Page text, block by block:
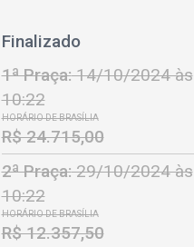
Finalizado
1ª Praça:14/10/2024 às
10:22
HORÁRIO DE BRASÍLIA
R$ 24.715,00
2ª Praça:29/10/2024 às
10:22
HORÁRIO DE BRASÍLIA
R$ 12.357,50